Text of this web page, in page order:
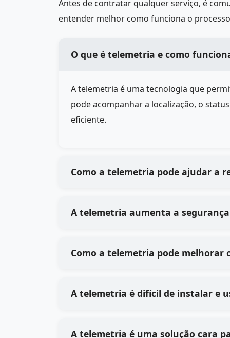
Antes de contratar qualquer serviço, é
entender melhor como funciona o
O que é telemetria e como
A telemetria é uma tecnologia que
pode acompanhar a localização, o
eficiente.
Como a telemetria pode ajudar a
A telemetria aumenta a
Como a telemetria pode melhorar
A telemetria é difícil de instalar e
A telemetria é uma solução cara